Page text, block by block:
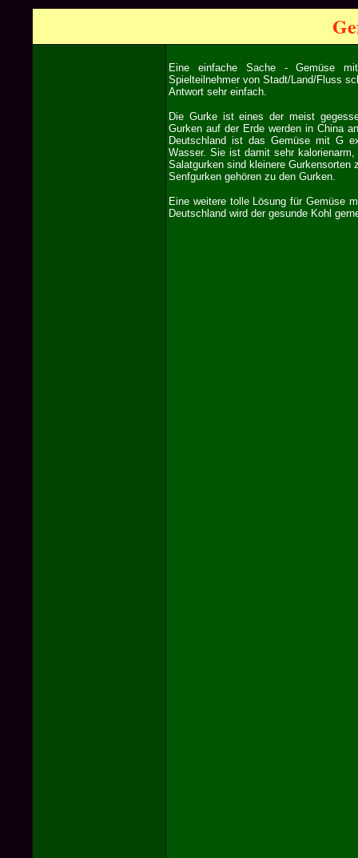
Eine einfache Sache - Gemüse
Spielteilnehmer von Stadt/Land/Fluss
Antwort sehr einfach.
Die Gurke ist eines der meist
Gurken auf der Erde werden in China
Deutschland ist das Gemüse mit G
Wasser. Sie ist damit sehr
Salatgurken sind kleinere
Senfgurken gehören zu den Gurken.
Eine weitere tolle Lösung für Gemüse
Deutschland wird der gesunde Kohl